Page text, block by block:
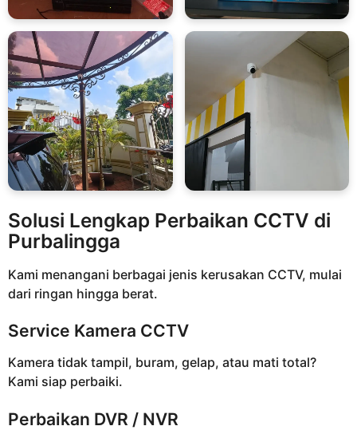
Solusi Lengkap Perbaikan CCTV di
Purbalingga
Kami menangani berbagai jenis kerusakan CCTV, mulai
dari ringan hingga berat.
Service Kamera CCTV
Kamera tidak tampil, buram, gelap, atau mati total?
Kami siap perbaiki.
Perbaikan DVR / NVR